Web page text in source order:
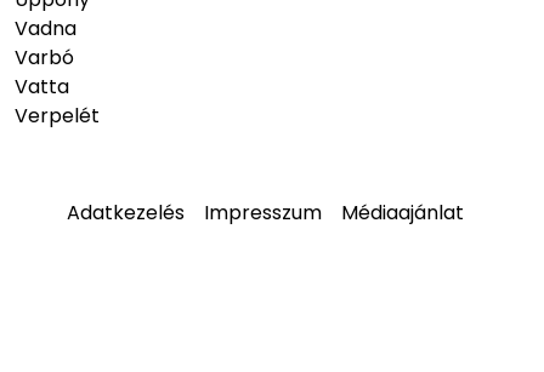
Vadna
Varbó
Vatta
Verpelét
Adatkezelés Impresszum Médiaajánlat